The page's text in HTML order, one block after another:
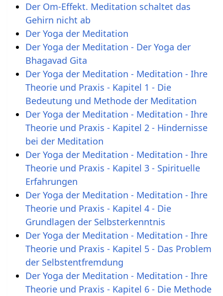
Der Om-Effekt. Meditation schaltet das
Gehirn nicht ab
Der Yoga der Meditation
Der Yoga der Meditation - Der Yoga der
Bhagavad Gita
Der Yoga der Meditation - Meditation - Ihre
Theorie und Praxis - Kapitel 1 - Die
Bedeutung und Methode der Meditation
Der Yoga der Meditation - Meditation - Ihre
Theorie und Praxis - Kapitel 2 - Hindernisse
bei der Meditation
Der Yoga der Meditation - Meditation - Ihre
Theorie und Praxis - Kapitel 3 - Spirituelle
Erfahrungen
Der Yoga der Meditation - Meditation - Ihre
Theorie und Praxis - Kapitel 4 - Die
Grundlagen der Selbsterkenntnis
Der Yoga der Meditation - Meditation - Ihre
Theorie und Praxis - Kapitel 5 - Das Problem
der Selbstentfremdung
Der Yoga der Meditation - Meditation - Ihre
Theorie und Praxis - Kapitel 6 - Die Methode